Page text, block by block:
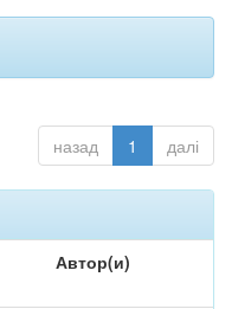
назад 1 далі
Автор(и)